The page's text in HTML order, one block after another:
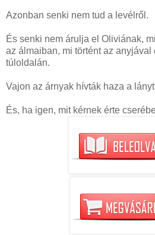
Azonban senki nem tud a levélről.
És senki nem árulja el Oliviának,
az álmaiban, mi történt az anyjával
túloldalán.
Vajon az árnyak hívták haza a
És, ha igen, mit kérnek érte